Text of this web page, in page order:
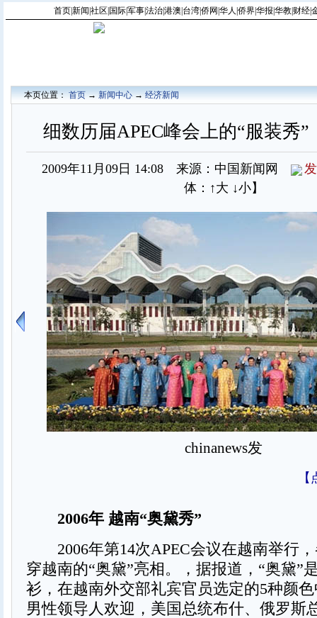
首页|新闻 社区 国际|军事|法治|港澳 台湾|侨网 华人 侨界|华报 华教| 财经|
本页位置：首页→新闻中心→经济新闻
细数历届APEC峰会上的“服装秀”
2009年11月09日 14:08 来源：中国新闻网
体： ↑大 ↓小】
chinanews发
2006年 越南“奥黛秀”
2006年第14次APEC会议在越南举行，
穿越南的“奥黛”亮相。，据报道，“奥黛”
衫，在越南外交部礼宾官员选定的5种颜
男性领导人欢迎，美国总统布什、俄罗斯